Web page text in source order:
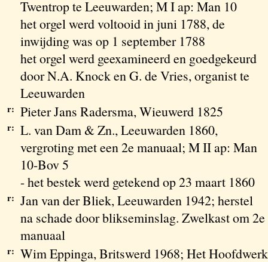
Twentrop te Leeuwarden; M I ap: Man 10
het orgel werd voltooid in juni 1788, de
inwijding was op 1 september 1788
het orgel werd geexamineerd en goedgekeurd
door N.A. Knock en G. de Vries, organist te
Leeuwarden
r: Pieter Jans Radersma, Wieuwerd 1825
r: L. van Dam & Zn., Leeuwarden 1860,
vergroting met een 2e manuaal; M II ap: Man
10-Bov 5
- het bestek werd getekend op 23 maart 1860
r: Jan van der Bliek, Leeuwarden 1942; herstel
na schade door blikseminslag. Zwelkast om 2e
manuaal
r: Wim Eppinga, Britswerd 1968; Het Hoofdwerk